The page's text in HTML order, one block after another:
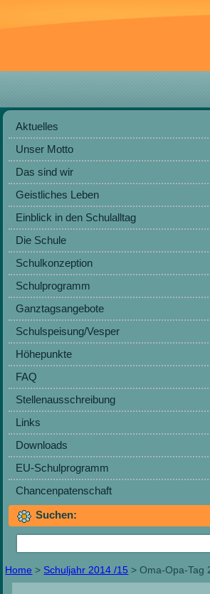
Aktuelles
Unser Motto
Das sind wir
Geistliches Leben
Einblick in den Schulalltag
Die Schule
Schulkonzeption
Schulprogramm
Ganztagsangebote
Schulspeisung/Vesper
Höhepunkte
FAQ
Stellenausschreibung
Links
Downloads
EU-Schulprogramm
Chancenpatenschaft
Suchen:
Home > Schuljahr 2014 /15 > Oma-Opa-Tag